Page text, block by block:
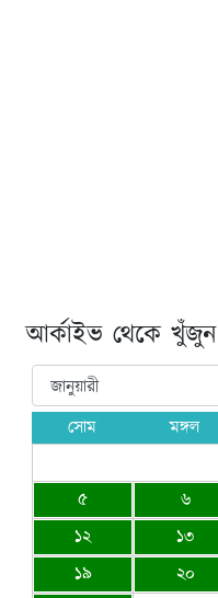
আর্কাইভ থেকে খুঁজুন
সোম মঙ্গল
৫
৬
১২
১৩
১৯
২০